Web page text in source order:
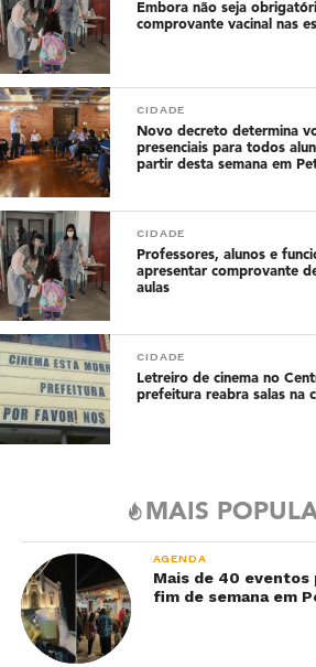
Embora não seja
comprovante vacinal nas
CIDADE
Novo decreto determina
presenciais para todos
partir desta semana em
CIDADE
Professores, alunos e
apresentar comprovante
aulas
CIDADE
Letreiro de cinema no
prefeitura reabra salas na
MAIS
AGENDA
Mais de 40
fim de semana em